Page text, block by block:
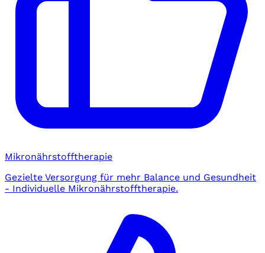
Mikronährstofftherapie
Gezielte Versorgung für mehr Balance und Gesundheit
- Individuelle Mikronährstofftherapie.